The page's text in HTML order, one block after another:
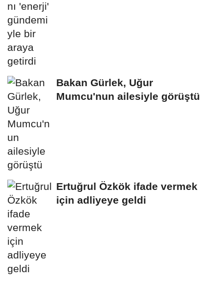
Bakan Gürlek, Uğur
Mumcu'nun ailesiyle görüştü
Ertuğrul Özkök ifade vermek
için adliyeye geldi